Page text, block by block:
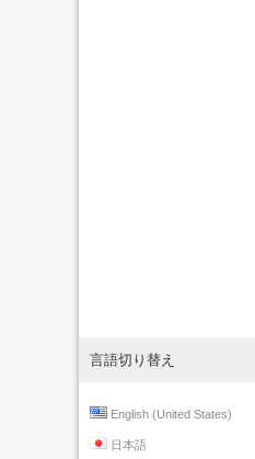
言語切り替え
English (United States)
日本語